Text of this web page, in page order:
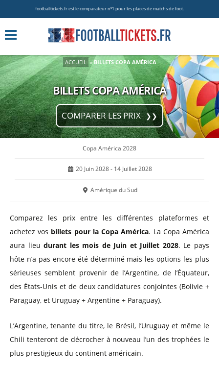
footballtickets.fr est le comparateur nº1 pour les places de matchs de foot.
ACCUEIL »BILLETS COPA AMÉRICA
BILLETS COPA AMÉRICA
COMPARER LES PRIX
Copa América 2028
20 Juin 2028 - 14 Juillet 2028
Amérique du Sud
Comparez les prix entre les différentes plateformes et
achetez vos billets pour la Copa América. La Copa América
aura lieudurant les mois de Juin et Juillet 2028. Le pays
hôte n’a pas encore été déterminé mais les options les plus
sérieuses semblent provenir de l’Argentine, de l’Équateur,
des États-Unis et de deux candidatures conjointes (Bolivie +
Paraguay, et Uruguay + Argentine + Paraguay).
L’Argentine, tenante du titre, le Brésil, l’Uruguay et même le
Chili tenteront de décrocher à nouveau l’un des trophées le
plus prestigieux du continent américain.